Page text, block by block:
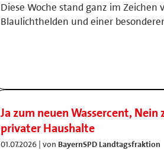
Diese Woche stand ganz im Zeichen
Blaulichthelden und einer
Ja zum neuen Wassercent,
privater Haushalte
01.07.2026 | von BayernSPD Landtagsfraktion